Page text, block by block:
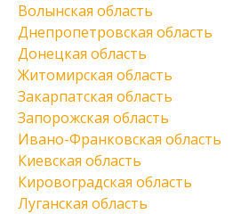
Волынская область
Днепропетровская область
Донецкая область
Житомирская область
Закарпатская область
Запорожская область
Ивано-Франковская область
Киевская область
Кировоградская область
Луганская область